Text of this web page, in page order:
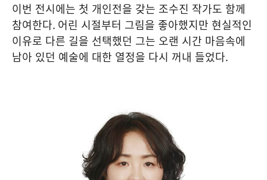
이번 전시에는 첫 개인전을 갖는 조수진 작가도 함께
참여한다. 어린 시절부터 그림을 좋아했지만 현실적인
이유로 다른 길을 선택했던 그는 오랜 시간 마음속에
남아 있던 예술에 대한 열정을 다시 꺼내 들었다.